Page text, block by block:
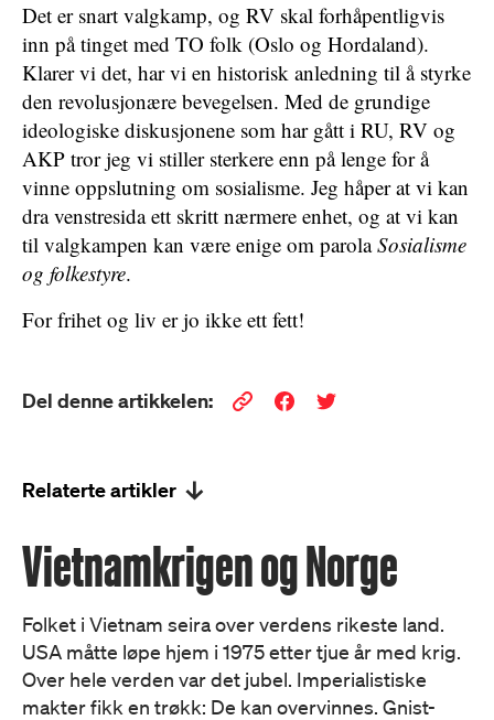
Det er snart valgkamp, og RV skal forhåpentligvis
inn på tinget med TO folk (Oslo og Hordaland).
Klarer vi det, har vi en historisk anledning til å styrke
den revolusjonære bevegelsen. Med de grundige
ideologiske diskusjonene som har gått i RU, RV og
AKP tror jeg vi stiller sterkere enn på lenge for å
vinne oppslutning om sosialisme. Jeg håper at vi kan
dra venstresida ett skritt nærmere enhet, og at vi kan
til valgkampen kan være enige om parolaSosialisme
og folkestyre.
For frihet og liv er jo ikke ett fett!
Del denne artikkelen:
Relaterte artikler
Vietnamkrigen og Norge
Folket i Vietnam seira over verdens rikeste land.
USA måtte løpe hjem i 1975 etter tjue år med krig.
Over hele verden var det jubel. Imperialistiske
makter fikk en trøkk: De kan overvinnes. Gnist-